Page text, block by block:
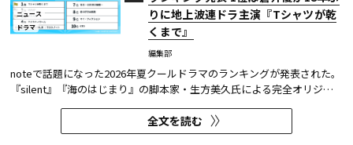
ニュース
ドラマ
りに地上波連ドラ主演『Tシャツが乾
くまで』
編集部
noteで話題になった2026年夏クールドラマのランキングが発表された。
『silent』『海のはじまり』の脚本家・生方美久氏による完全オリジナ
ル作品で、蒼井優が18年ぶりに地上波連続ドラマの主演を務めた『Tシ
ャツが乾くまで』が第1位に輝いた。 また今回、Netflixの『ガス人間』
が3位にランクイン。春クールの『九条の大罪』に続き、2クール...
全文を読む